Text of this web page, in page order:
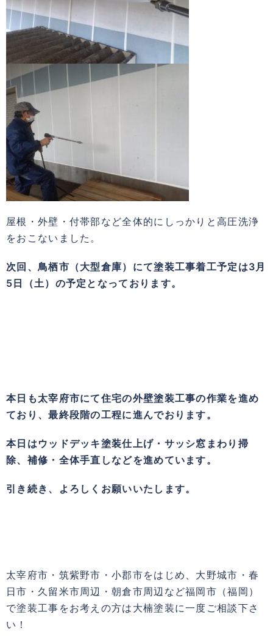
屋根・外壁・付帯部など全体的にしっかりと高圧洗浄
をおこないました。
次回、鳥栖市（大型倉庫）にて塗装工事着工予定は3月
5日（土）の予定となっております。
本日も太宰府市にて住宅の外壁塗装工事の作業を進め
ており、最終段階の工程に進んでおります。
本日はウッドデッキ塗装仕上げ・サッシ窓まわり掃
除、補修・全体手直しなどを進めています。
引き続き、よろしくお願いいたします。
太宰府市・筑紫野市・小郡市をはじめ、大野城市・春
日市・久留米市周辺・朝倉市周辺など福岡市（福岡）
で塗装工事をお考えの方は大楠塗装に一度ご相談下さ
い！